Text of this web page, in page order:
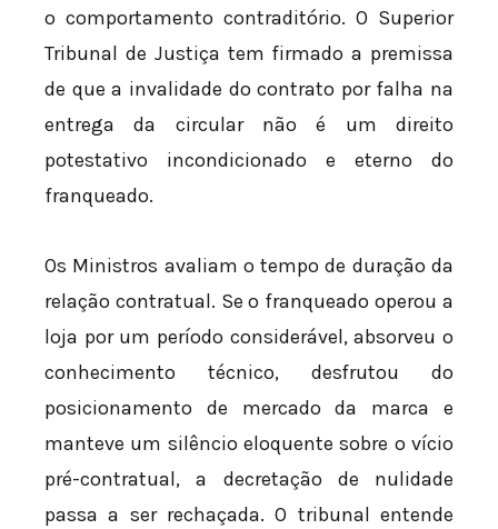
o comportamento contraditório. O Superior
Tribunal de Justiça tem firmado a premissa
de que a invalidade do contrato por falha na
entrega da circular não é um direito
potestativo incondicionado e eterno do
franqueado.
Os Ministros avaliam o tempo de duração da
relação contratual. Se o franqueado operou a
loja por um período considerável, absorveu o
conhecimento técnico, desfrutou do
posicionamento de mercado da marca e
manteve um silêncio eloquente sobre o vício
pré-contratual, a decretação de nulidade
passa a ser rechaçada. O tribunal entende